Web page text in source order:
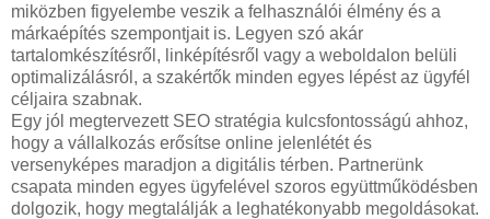
miközben figyelembe veszik a felhasználói élmény és a
márkaépítés szempontjait is. Legyen szó akár
tartalomkészítésről, linképítésről vagy a weboldalon belüli
optimalizálásról, a szakértők minden egyes lépést az ügyfél
céljaira szabnak.
Egy jól megtervezett SEO stratégia kulcsfontosságú ahhoz,
hogy a vállalkozás erősítse online jelenlétét és
versenyképes maradjon a digitális térben. Partnerünk
csapata minden egyes ügyfelével szoros együttműködésben
dolgozik, hogy megtalálják a leghatékonyabb megoldásokat.